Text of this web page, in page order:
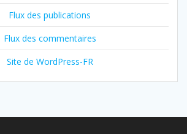
Flux des publications
Flux des commentaires
Site de WordPress-FR